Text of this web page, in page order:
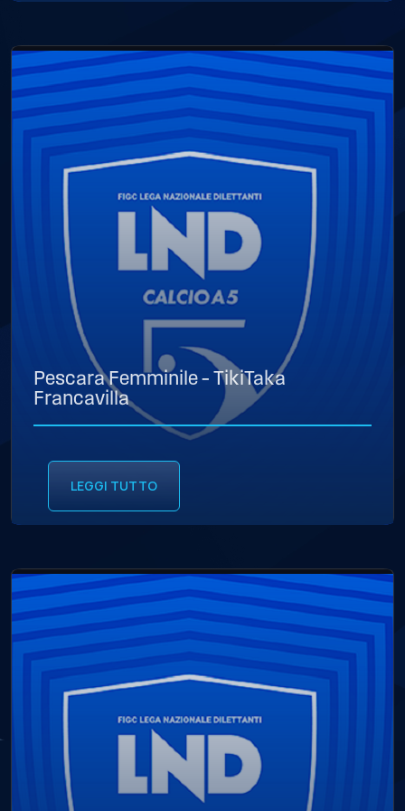
Pescara Femminile – TikiTaka
Francavilla
LEGGI TUTTO